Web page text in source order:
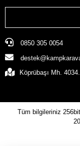
0850 305 0054
Köprübaşı Mh.
Tüm bilgileriniz